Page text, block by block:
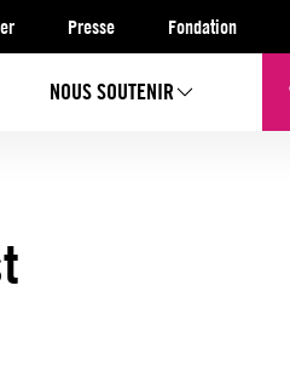
Presse Fondation
NOUS SOUTENIR